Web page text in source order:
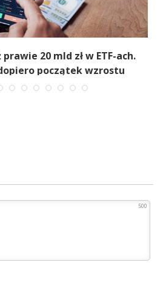
20 mld zł w ETF-ach.
początek wzrostu
500